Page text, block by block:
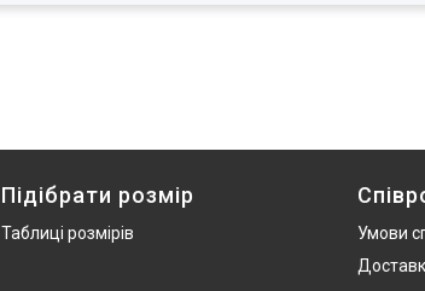
Підібрати розмір
Таблиці розмірів
Умови